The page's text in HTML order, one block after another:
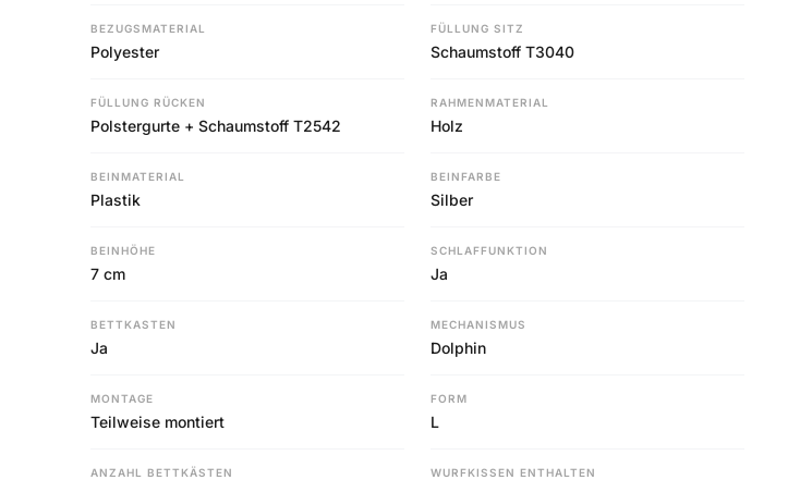
BEZUGSMATERIAL
Polyester
FÜLLUNG SITZ
Schaumstoff T3040
FÜLLUNG RÜCKEN
Polstergurte + Schaumstoff T2542
RAHMENMATERIAL
Holz
BEINMATERIAL
Plastik
BEINFARBE
Silber
BEINHÖHE
7 cm
SCHLAFFUNKTION
Ja
BETTKASTEN
Ja
MECHANISMUS
Dolphin
MONTAGE
Teilweise montiert
FORM
L
ANZAHL BETTKÄSTEN WURFKISSEN ENTHALTEN